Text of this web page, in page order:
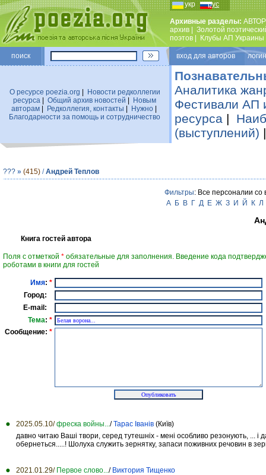
укр рус
Архивные разделы:
архив
Золотой
поэтов
Клубы АП Украины
поиск вход для авторов
О ресурсе poezia.org
Новости редколлегии
ресурса
Общий архив новостей
Новым
авторам| Редколлегия, контакты Нужно|
Благодарности за помощь и сотрудничество
Аналитика
Фестивали АП
ресурса |
(выступлений)
??? » (415) /Андрей Теплов
Фильтры: Все персоналии со
А
Б В Г Д Е Ж З И Й К Л
Книга гостей автора
Поля с отметкой * обязательные для заполнения. Введение кода
роботами в книги для гостей
Имя: *
Город:
E-mail:
Тема: *
Сообщение: *
2025.05.10/ фреска войны.../Тарас Іванів (Київ)
давно читаю Ваші твори, серед тутешніх - мені особливо резонують, ...
обернеться.....! Шолуха служить зернятку, запаси поживних речовин в
2021.01.29/ Первое слово.../ Виктория Тищенко